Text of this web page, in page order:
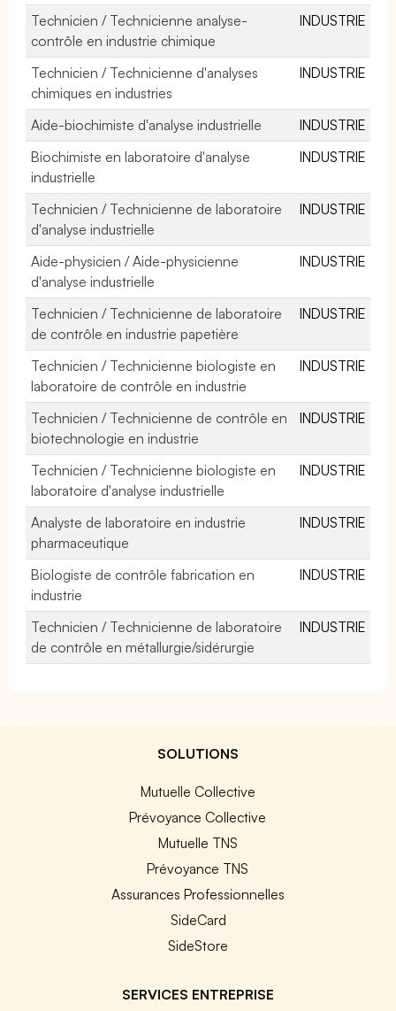
Technicien / Technicienne analyse-
contrôle en industrie chimique
INDUSTRIE
Technicien / Technicienne d'analyses
chimiques en industries
INDUSTRIE
Aide-biochimiste d'analyse industrielle
INDUSTRIE
Biochimiste en laboratoire d'analyse
industrielle
INDUSTRIE
Technicien / Technicienne de laboratoire
d'analyse industrielle
INDUSTRIE
Aide-physicien / Aide-physicienne
d'analyse industrielle
INDUSTRIE
Technicien / Technicienne de laboratoire
de contrôle en industrie papetière
INDUSTRIE
Technicien / Technicienne biologiste en
laboratoire de contrôle en industrie
INDUSTRIE
Technicien / Technicienne de contrôle en
biotechnologie en industrie
INDUSTRIE
Technicien / Technicienne biologiste en
laboratoire d'analyse industrielle
INDUSTRIE
Analyste de laboratoire en industrie
pharmaceutique
INDUSTRIE
Biologiste de contrôle fabrication en
industrie
INDUSTRIE
Technicien / Technicienne de laboratoire
de contrôle en métallurgie/sidérurgie
INDUSTRIE
SOLUTIONS
Mutuelle Collective
Prévoyance Collective
Mutuelle TNS
Prévoyance TNS
Assurances Professionnelles
SideCard
SideStore
SERVICES ENTREPRISE